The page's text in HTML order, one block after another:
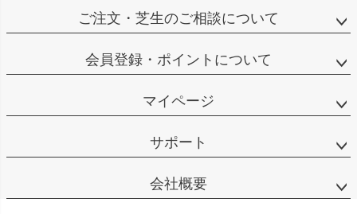
ご注文・芝生のご相談について
会員登録・ポイントについて
マイページ
サポート
会社概要